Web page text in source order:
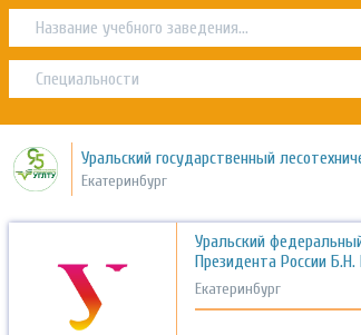
Уральский государственный
Екатеринбург
Уральский
Президента России Б.Н.
Екатеринбург